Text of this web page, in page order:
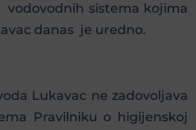
sistema kojima
danas je uredno.
Lukavac ne zadovoljava
Pravilniku o higijenskoj